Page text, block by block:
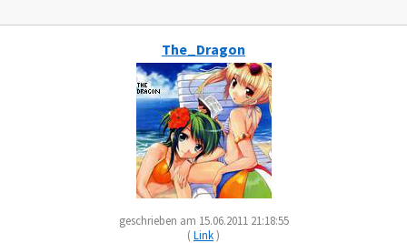
The_Dragon
geschrieben am 15.06.2011 21:18:55
(Link)